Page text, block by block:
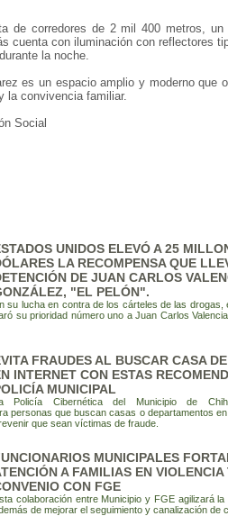
de corredores de 2 mil 400 metros, un
cuenta con iluminación con reflectores
la noche.
es un espacio amplio y moderno que
la convivencia familiar.
Social
UNIDOS ELEVÓ A 25
LA RECOMPENSA QUE
DE JUAN CARLOS
"EL PELÓN".
su lucha en contra de los cárteles de las drogas,
su prioridad número uno a Juan Carlos
FRAUDES AL BUSCAR CASA
INTERNET CON ESTAS
MUNICIPAL
Policía Cibernética del Municipio de
personas que buscan casas o departamentos
que sean víctimas de fraude.
MUNICIPALES
A FAMILIAS EN VIOLENCIA
CON FGE
colaboración entre Municipio y FGE agilizará la
de mejorar el seguimiento y canalización de